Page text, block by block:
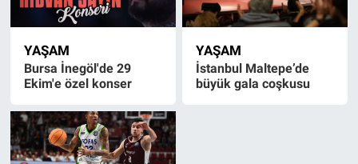
YAŞAM
Bursa İnegöl'de 29
Ekim'e özel konser
YAŞAM
İstanbul Maltepe’de
büyük gala coşkusu